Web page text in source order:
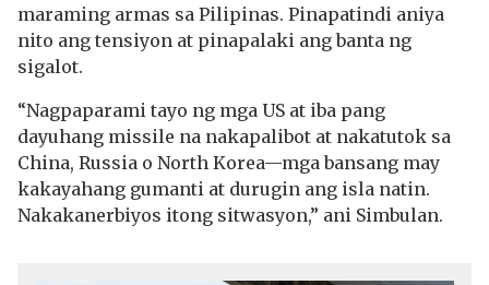
maraming armas sa Pilipinas. Pinapatindi aniya
nito ang tensiyon at pinapalaki ang banta ng
sigalot.
“Nagpaparami tayo ng mga US at iba pang
dayuhang missile na nakapalibot at nakatutok sa
China, Russia o North Korea—mga bansang may
kakayahang gumanti at durugin ang isla natin.
Nakakanerbiyos itong sitwasyon,” ani Simbulan.